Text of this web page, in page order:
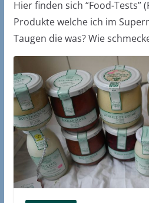
Hier finden sich “Food-Tests”
Produkte welche ich im
Taugen die was? Wie